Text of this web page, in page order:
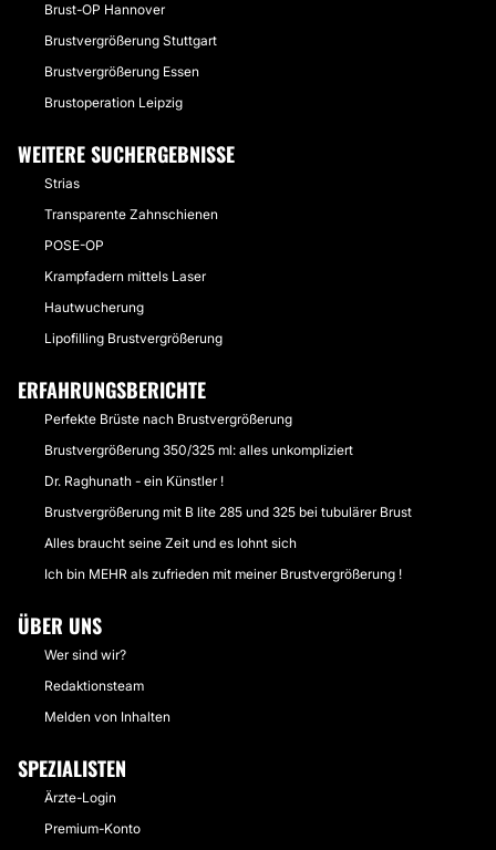
Brust-OP Hannover
Brustvergrößerung Stuttgart
Brustvergrößerung Essen
Brustoperation Leipzig
WEITERE SUCHERGEBNISSE
Strias
Transparente Zahnschienen
POSE-OP
Krampfadern mittels Laser
Hautwucherung
Lipofilling Brustvergrößerung
ERFAHRUNGSBERICHTE
Perfekte Brüste nach Brustvergrößerung
Brustvergrößerung 350/325 ml: alles unkompliziert
Dr. Raghunath - ein Künstler !
Brustvergrößerung mit B lite 285 und 325 bei tubulärer Brust
Alles braucht seine Zeit und es lohnt sich
Ich bin MEHR als zufrieden mit meiner Brustvergrößerung !
ÜBER UNS
Wer sind wir?
Redaktionsteam
Melden von Inhalten
SPEZIALISTEN
Ärzte-Login
Premium-Konto